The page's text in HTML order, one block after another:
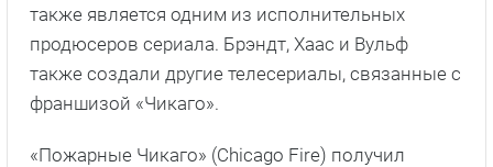
также является одним из исполнительных
продюсеров сериала. Брэндт, Хаас и Вульф
также создали другие телесериалы, связанные с
франшизой «Чикаго».
«Пожарные Чикаго» (Chicago Fire) получил